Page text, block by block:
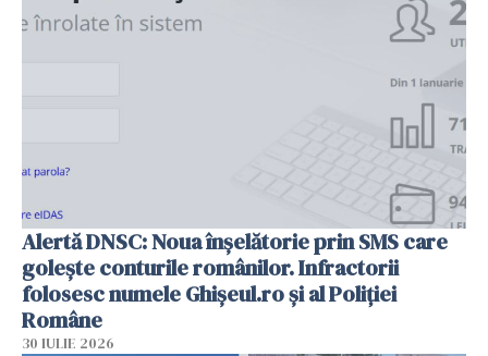
Alertă DNSC: Noua înșelătorie prin SMS care
golește conturile românilor. Infractorii
folosesc numele Ghișeul.ro și al Poliției
Române
30 IULIE 2026